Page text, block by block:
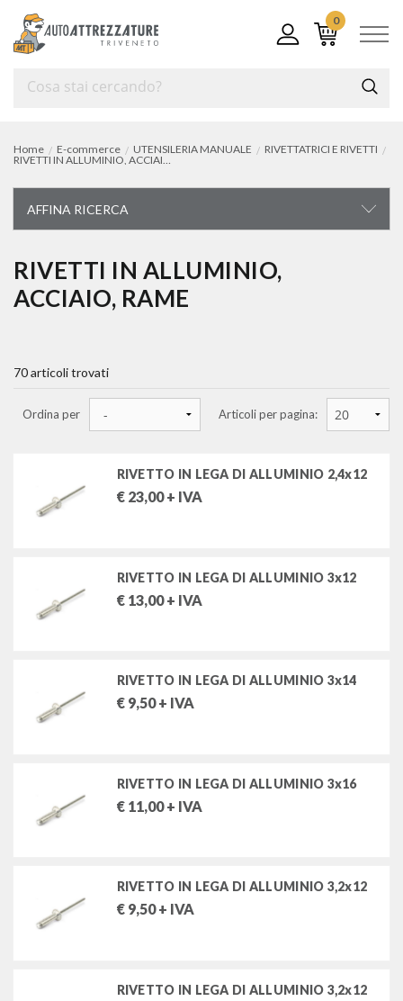
0
Home E-commerce UTENSILERIA MANUALE
RIVETTATRICI E RIVETTI
RIVETTI IN ALLUMINIO, ACCIAIO, RAME
AFFINA RICERCA
UTENSILERIA MANUALE
carrelli e cassettiere portautensili
giraviti, cacciaviti, chiavi maschio
inserti e portainserti
martelli e scalpelli
utensili per tagliare e manutenzioni varie
rivettatrici e rivetti
rivettatrici pneumatiche
inserti filettati
saldatori e stazioni di saldatura
RIVETTI IN ALLUMINIO,
ACCIAIO, RAME
70 articoli trovati
Ordina per Articoli per pagina:
RIVETTO IN LEGA DI ALLUMINIO 2,4x12
€ 23,00+ IVA
RIVETTO IN LEGA DI ALLUMINIO 3x12
€ 13,00+ IVA
RIVETTO IN LEGA DI ALLUMINIO 3x14
€ 9,50+ IVA
RIVETTO IN LEGA DI ALLUMINIO 3x16
€ 11,00+ IVA
RIVETTO IN LEGA DI ALLUMINIO 3,2x12
€ 9,50+ IVA
RIVETTO IN LEGA DI ALLUMINIO 3,2x12